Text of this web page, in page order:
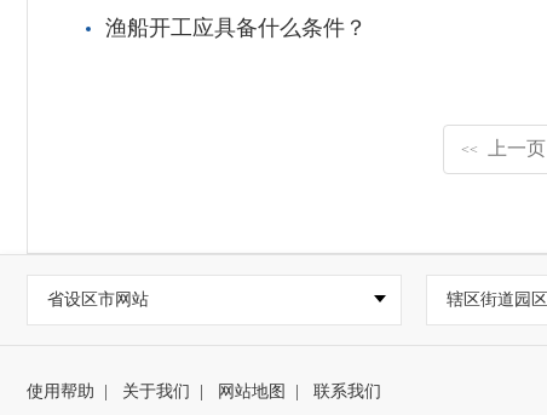
渔船开工应具备什么条件？
<< 上一页
省设区市网站 辖区街道园区
使用帮助 关于我们 网站地图 联系我们